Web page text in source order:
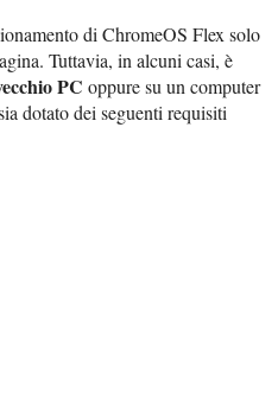
di ChromeOS Flex solo
Tuttavia, in alcuni casi, è
PC oppure su un computer
dotato dei seguenti requisiti